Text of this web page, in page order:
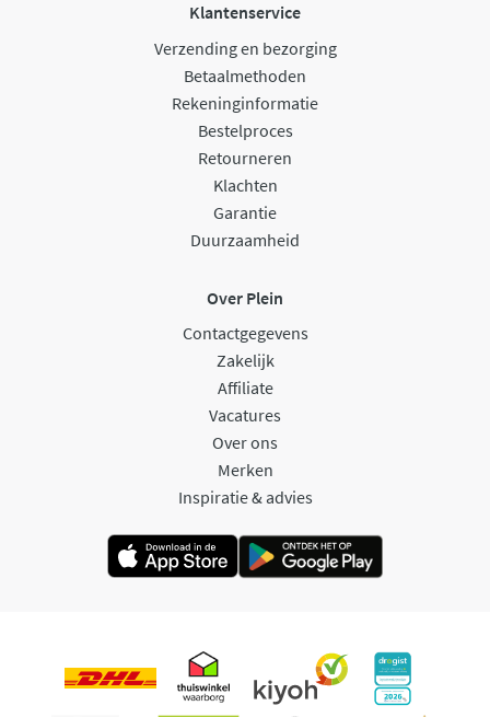
Klantenservice
Verzending en bezorging
Betaalmethoden
Rekeninginformatie
Bestelproces
Retourneren
Klachten
Garantie
Duurzaamheid
Over Plein
Contactgegevens
Zakelijk
Affiliate
Vacatures
Over ons
Merken
Inspiratie & advies